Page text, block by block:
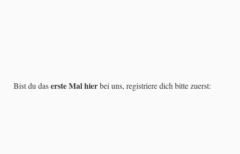
Bist du daserste Mal hierbei uns, registriere dich bitte zuerst: